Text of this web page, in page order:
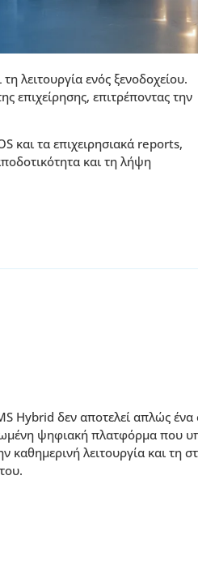
λειτουργία ενός ξενοδοχείου.
επιχείρησης, επιτρέποντας την
και τα επιχειρησιακά reports,
και τη λήψη
Hybrid δεν αποτελεί απλώς ένα
ψηφιακή πλατφόρμα που
καθημερινή λειτουργία και τη